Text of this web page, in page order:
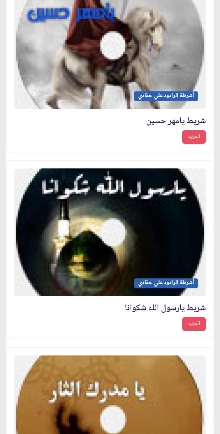
أشرطة الرادود علي حمَادي
شريط يامهر حسين
المزيد
أشرطة الرادود علي حمَادي
شريط يارسول الله شكوانا
المزيد